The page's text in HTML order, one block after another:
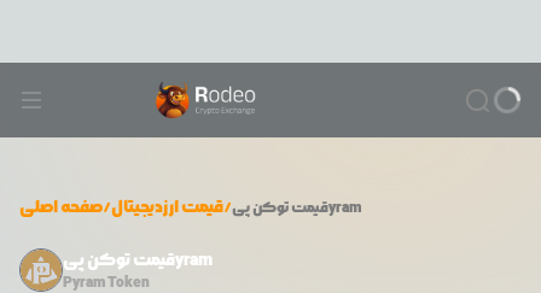
صفحه اصلی/قیمت ارزدیجیتال/ قیمتتوکن پیyram
قیمت توکن پیyram
Pyram Token